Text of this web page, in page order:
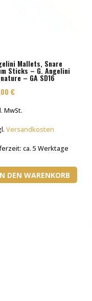
Mallets, Snare
Sticks – G. Angelini
– GA SD16
€
MwSt.
Versandkosten
ca. 5 Werktage
DEN WARENKORB